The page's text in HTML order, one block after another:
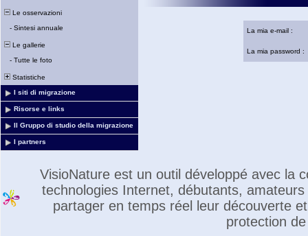
Le osservazioni
- Sintesi annuale
Le gallerie
- Tutte le foto
Statistiche
I siti di migrazione
Risorse e links
Il Gruppo di studio della migrazione
I partners
La mia e-mail :
La mia password :
VisioNature est un outil développé avec la
technologies Internet, débutants,
partager en temps réel leur découverte
protection